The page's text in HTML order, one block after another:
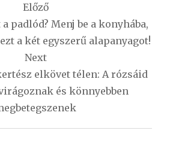
Előző
padlód? Menj be a konyhába,
a két egyszerű alapanyagot!
Next
elkövet télen: A rózsáid
és könnyebben